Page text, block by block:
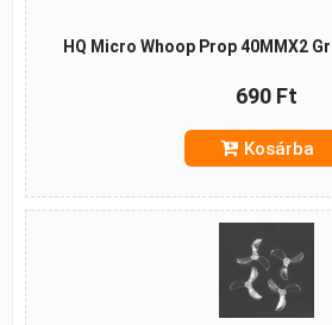
HQ Micro Whoop Prop 40MMX2
690 Ft
Kosárba